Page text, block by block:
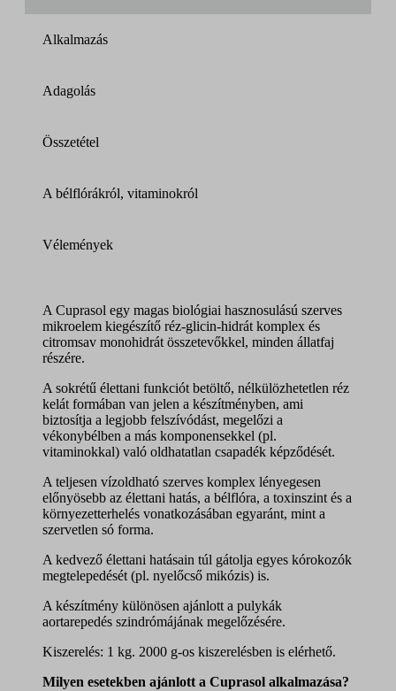
Alkalmazás
Adagolás
Összetétel
A bélflórákról, vitaminokról
Vélemények
A Cuprasol egy magas biológiai hasznosulású szerves
mikroelem kiegészítő réz-glicin-hidrát komplex és
citromsav monohidrát összetevőkkel, minden állatfaj
részére.
A sokrétű élettani funkciót betöltő, nélkülözhetetlen réz
kelát formában van jelen a készítményben, ami
biztosítja a legjobb felszívódást, megelőzi a
vékonybélben a más komponensekkel (pl.
vitaminokkal) való oldhatatlan csapadék képződését.
A teljesen vízoldható szerves komplex lényegesen
előnyösebb az élettani hatás, a bélflóra, a toxinszint és a
környezetterhelés vonatkozásában egyaránt, mint a
szervetlen só forma.
A kedvező élettani hatásain túl gátolja egyes kórokozók
megtelepedését (pl. nyelőcső mikózis) is.
A készítmény különösen ajánlott a pulykák
aortarepedés szindrómájának megelőzésére.
Kiszerelés: 1 kg. 2000 g-os kiszerelésben is elérhető.
Milyen esetekben ajánlott a Cuprasol alkalmazása?